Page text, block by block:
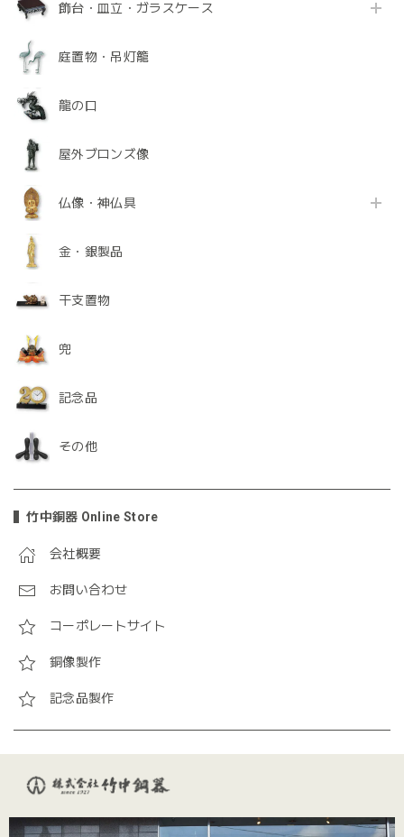
飾台・皿立・ガラスケース
庭置物・吊灯籠
龍の口
屋外ブロンズ像
仏像・神仏具
金・銀製品
干支置物
兜
記念品
その他
竹中銅器 Online Store
会社概要
お問い合わせ
コーポレートサイト
銅像製作
記念品製作